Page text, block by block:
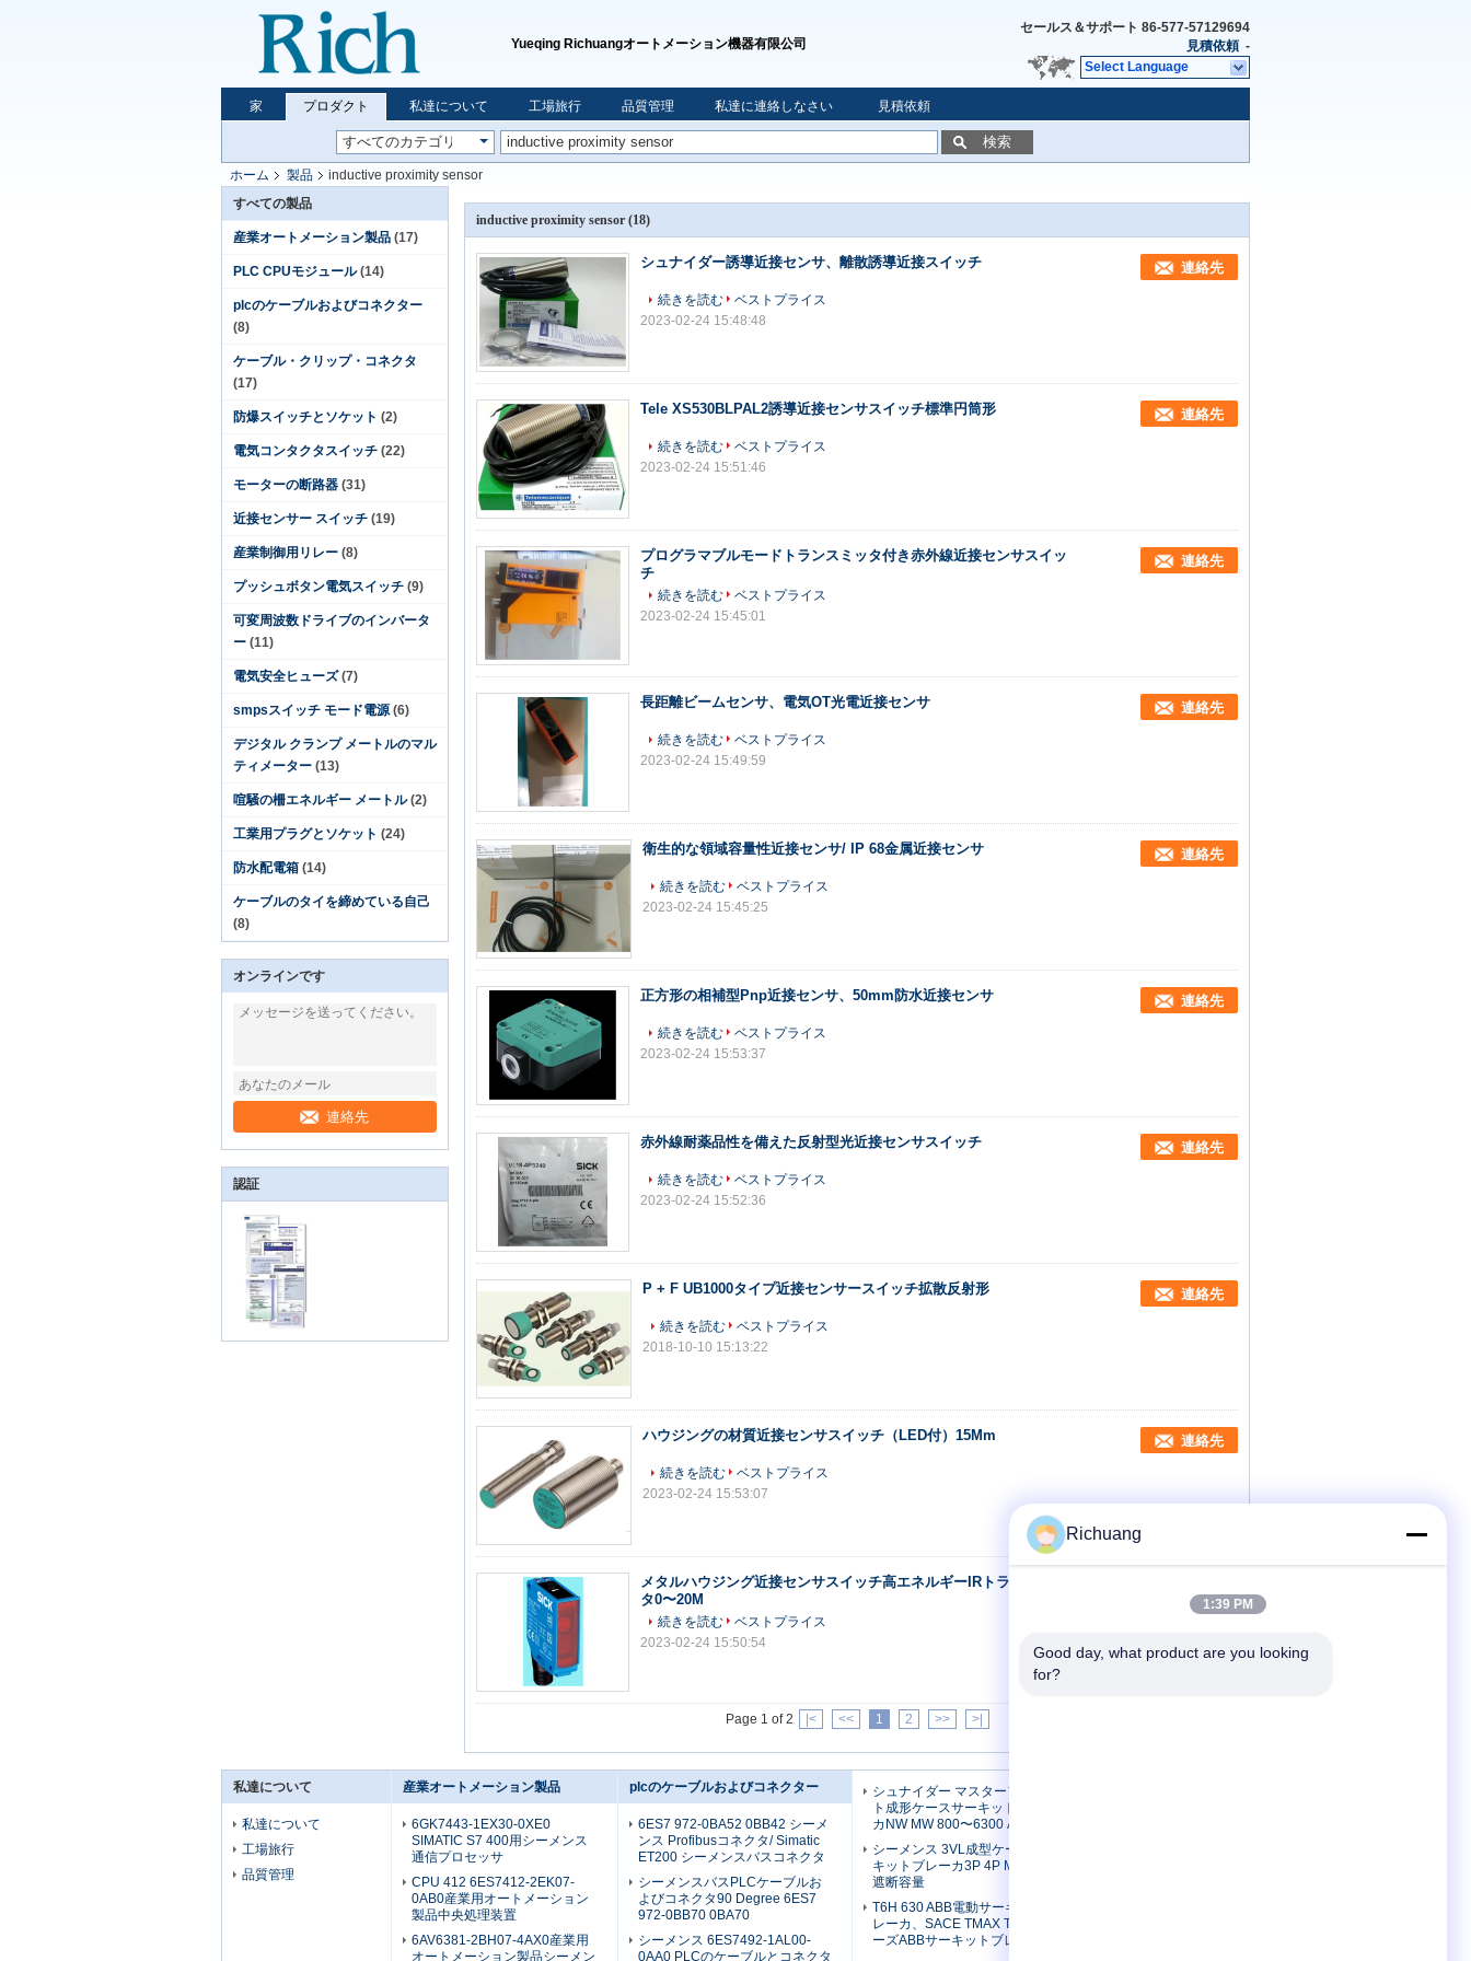
Yueqing Richuangオートメーション機器有限公司
セールス＆サポート 86-577-57129694
見積依頼 -
Select Language
家 プロダクト 私達について 工場旅行 品質管理 私達に連絡しなさい 見積依頼
検索
ホーム 製品
inductive proximity sensor
すべての製品
産業オートメーション製品 (17)
PLC CPUモジュール (14)
plcのケーブルおよびコネクター
(8)
ケーブル・クリップ・コネクタ
(17)
防爆スイッチとソケット (2)
電気コンタクタスイッチ (22)
モーターの断路器 (31)
近接センサー スイッチ (19)
産業制御用リレー (8)
プッシュボタン電気スイッチ (9)
可変周波数ドライブのインバータ
ー (11)
電気安全ヒューズ (7)
smpsスイッチ モード電源 (6)
デジタル クランプ メートルのマル
ティメーター (13)
喧騒の柵エネルギー メートル (2)
工業用プラグとソケット (24)
防水配電箱 (14)
ケーブルのタイを締めている自己
(8)
オンラインです
連絡先
認証
inductive proximity sensor (18)
シュナイダー誘導近接センサ、離散誘導近接スイッチ 連絡先
続きを読む
ベストプライス
2023-02-24 15:48:48
Tele XS530BLPAL2誘導近接センサスイッチ標準円筒形 連絡先
続きを読む
ベストプライス
2023-02-24 15:51:46
プログラマブルモードトランスミッタ付き赤外線近接センサスイッ
チ
連絡先
続きを読む
ベストプライス
2023-02-24 15:45:01
長距離ビームセンサ、電気OT光電近接センサ 連絡先
続きを読む
ベストプライス
2023-02-24 15:49:59
衛生的な領域容量性近接センサ/ IP 68金属近接センサ 連絡先
続きを読む
ベストプライス
2023-02-24 15:45:25
正方形の相補型Pnp近接センサ、50mm防水近接センサ 連絡先
続きを読む
ベストプライス
2023-02-24 15:53:37
赤外線耐薬品性を備えた反射型光近接センサスイッチ 連絡先
続きを読む
ベストプライス
2023-02-24 15:52:36
P + F UB1000タイプ近接センサースイッチ拡散反射形 連絡先
続きを読む
ベストプライス
2018-10-10 15:13:22
ハウジングの材質近接センサスイッチ（LED付）15Mm 連絡先
続きを読む
ベストプライス
2023-02-24 15:53:07
メタルハウジング近接センサスイッチ高エネルギーIRトランスミッ
タ0〜20M
続きを読む
ベストプライス
2023-02-24 15:50:54
Page 1 of 2 |< << 1 2 >> >|
私達について
私達について
工場旅行
品質管理
産業オートメーション製品
6GK7443-1EX30-0XE0
SIMATIC S7 400用シーメンス
通信プロセッサ
CPU 412 6ES7412-2EK07-
0AB0産業用オートメーション
製品中央処理装置
6AV6381-2BH07-4AX0産業用
オートメーション製品シーメン
plcのケーブルおよびコネクター
6ES7 972-0BA52 0BB42 シーメ
ンス Profibusコネクタ/ Simatic
ET200 シーメンスバスコネクタ
シーメンスバスPLCケーブルお
よびコネクタ90 Degree 6ES7
972-0BB70 0BA70
シーメンス 6ES7492-1AL00-
0AA0 PLCのケーブルとコネクタ
シュナイダー マスターファク
ト成形ケースサーキットブレー
カNW MW 800〜6300 A
シーメンス 3VL成型ケースサー
キットブレーカ3P 4P MCCB高
遮断容量
T6H 630 ABB電動サーキットブ
レーカ、SACE TMAX T5Hシリ
ーズABBサーキットブレーカ
Richuang
1:39 PM
Good day, what product are you looking
for?